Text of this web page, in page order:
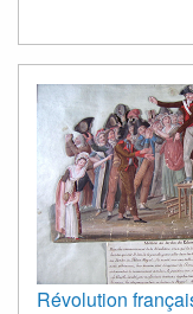
Révolution